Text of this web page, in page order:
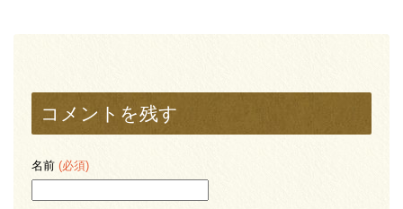
コメントを残す
名前 (必須)